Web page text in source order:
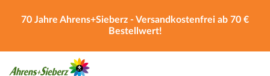
70 Jahre Ahrens+Sieberz - Versandkostenfrei ab 70 €
Bestellwert!